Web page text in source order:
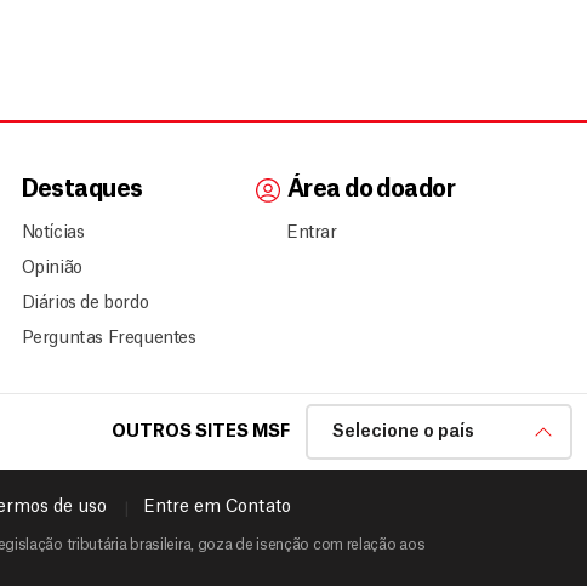
Destaques
Notícias
Opinião
Diários de bordo
Perguntas Frequentes
Área do doador
Entrar
OUTROS SITES MSF Selecione o país
de uso Entre em Contato
tributária brasileira, goza de isenção com relação aos